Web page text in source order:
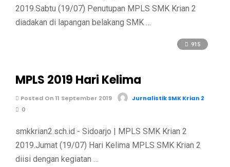
2019.Sabtu (19/07) Penutupan MPLS SMK Krian 2
diadakan di lapangan belakang SMK …
915
MPLS 2019 Hari Kelima
Posted On 11 September 2019
Jurnalistik SMK Krian 2
0
smkkrian2.sch.id - Sidoarjo | MPLS SMK Krian 2
2019.Jumat (19/07) Hari Kelima MPLS SMK Krian 2
diisi dengan kegiatan …